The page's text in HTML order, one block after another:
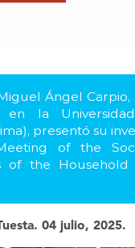
Ángel
en la
presentó su
of the
of the Household
04 julio, 2025.